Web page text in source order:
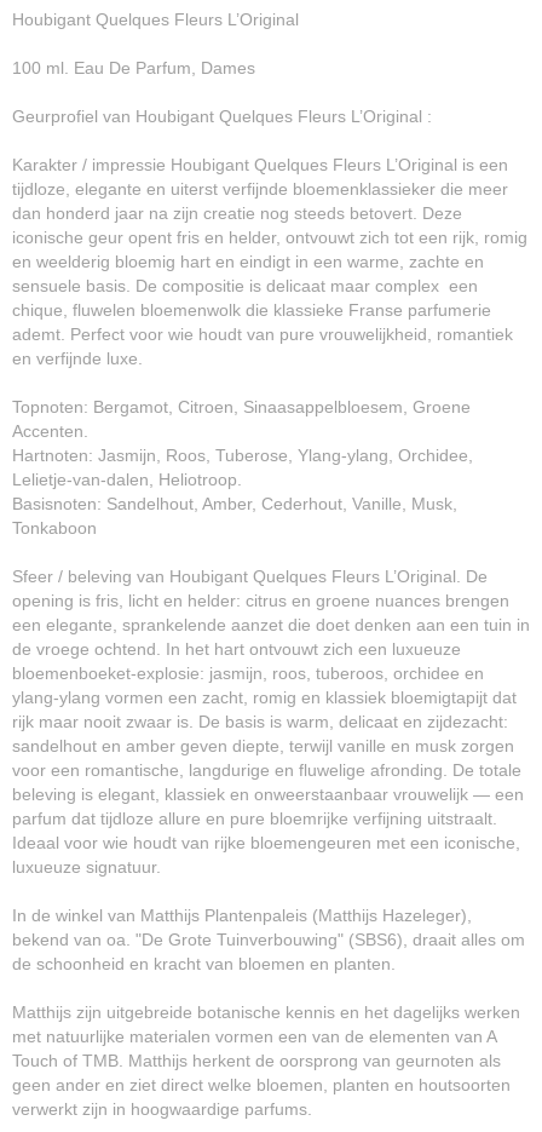
Houbigant Quelques Fleurs L’Original
100 ml. Eau De Parfum, Dames
Geurprofiel van Houbigant Quelques Fleurs L’Original :
Karakter / impressie Houbigant Quelques Fleurs L’Original is een
tijdloze, elegante en uiterst verfijnde bloemenklassieker die meer
dan honderd jaar na zijn creatie nog steeds betovert. Deze
iconische geur opent fris en helder, ontvouwt zich tot een rijk, romig
en weelderig bloemig hart en eindigt in een warme, zachte en
sensuele basis. De compositie is delicaat maar complex een
chique, fluwelen bloemenwolk die klassieke Franse parfumerie
ademt. Perfect voor wie houdt van pure vrouwelijkheid, romantiek
en verfijnde luxe.
Topnoten: Bergamot, Citroen, Sinaasappelbloesem, Groene
Accenten.
Hartnoten: Jasmijn, Roos, Tuberose, Ylang‐ylang, Orchidee,
Lelietje‐van‐dalen, Heliotroop.
Basisnoten: Sandelhout, Amber, Cederhout, Vanille, Musk,
Tonkaboon
Sfeer / beleving van Houbigant Quelques Fleurs L’Original. De
opening is fris, licht en helder: citrus en groene nuances brengen
een elegante, sprankelende aanzet die doet denken aan een tuin in
de vroege ochtend. In het hart ontvouwt zich een luxueuze
bloemenboeket‐explosie: jasmijn, roos, tuberoos, orchidee en
ylang‐ylang vormen een zacht, romig en klassiek bloemigtapijt dat
rijk maar nooit zwaar is. De basis is warm, delicaat en zijdezacht:
sandelhout en amber geven diepte, terwijl vanille en musk zorgen
voor een romantische, langdurige en fluwelige afronding. De totale
beleving is elegant, klassiek en onweerstaanbaar vrouwelijk — een
parfum dat tijdloze allure en pure bloemrijke verfijning uitstraalt.
Ideaal voor wie houdt van rijke bloemengeuren met een iconische,
luxueuze signatuur.
In de winkel van Matthijs Plantenpaleis (Matthijs Hazeleger),
bekend van oa. "De Grote Tuinverbouwing" (SBS6), draait alles om
de schoonheid en kracht van bloemen en planten.
Matthijs zijn uitgebreide botanische kennis en het dagelijks werken
met natuurlijke materialen vormen een van de elementen van A
Touch of TMB. Matthijs herkent de oorsprong van geurnoten als
geen ander en ziet direct welke bloemen, planten en houtsoorten
verwerkt zijn in hoogwaardige parfums.